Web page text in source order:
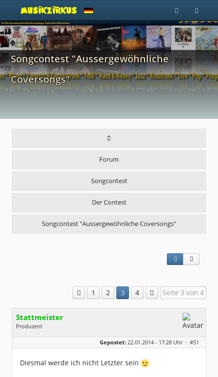
Songcontest "Aussergewöhnliche
Coversongs"
Forum
Songcontest
Der Contest
Songcontest "Aussergewöhnliche Coversongs"
1 2 3 4 Seite 3 von 4
Stattmeister
Produzent
Geschlecht:
Beiträge:
14322
Gepostet: 22.01.2014 - 17:28 Uhr · #51
Diesmal werde ich nicht Letzter sein